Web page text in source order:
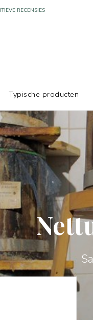
VAN UITSTEKENDE FABRIKANTEN
Typische producten